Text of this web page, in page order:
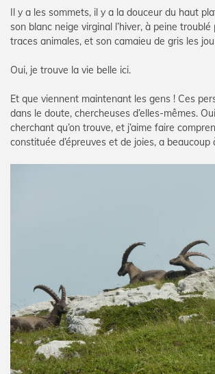
Il y a les sommets, il y a la douceur du haut
son blanc neige virginal l’hiver, à peine
traces animales, et son camaieu de gris les
Oui, je trouve la vie belle ici.
Et que viennent maintenant les gens ! Ces
dans le doute, chercheuses d’elles-mêmes.
cherchant qu’on trouve, et j’aime faire
constituée d’épreuves et de joies, a beaucoup